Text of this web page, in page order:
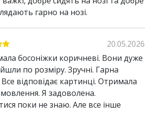
ремінці та задник забезпечують
та надійну фіксацію
повторює природні рухи стопи,
комфорт на сходах та нерівних
має відмінне
слизькими поверхнями
додаткові властивості сандалів:
гарно на нозі.
20.05.2026
босоніжки коричневі. Вони дуже
по розміру. Зручні. Гарна
відповідає картинці. Отримала
Я задоволена.
поки не знаю. Але все інше